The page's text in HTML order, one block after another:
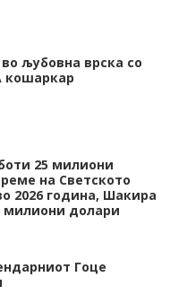
љубовна врска со
кошаркар
25 милиони
на Светското
2026 година, Шакира
милиони долари
Гоце